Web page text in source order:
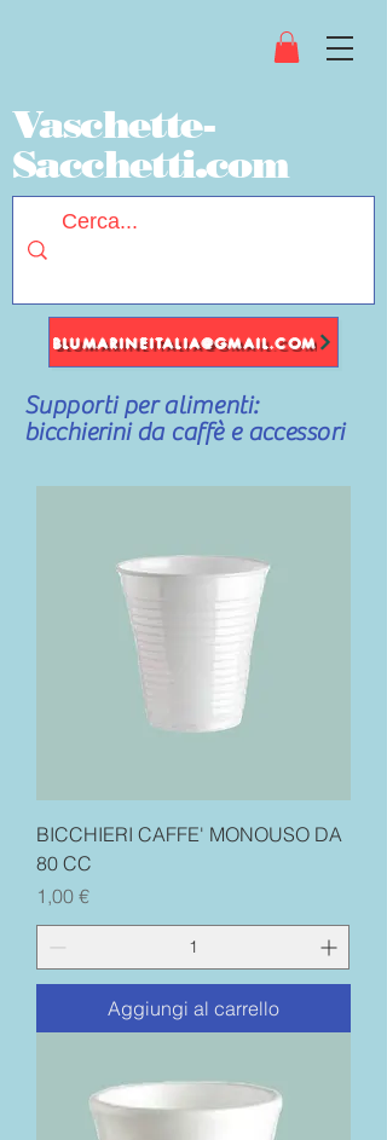
BLUMARINEITALIA@GMAIL.COM
Vaschette-
Sacchetti.com
Supporti per alimenti:
bicchierini da caffè e accessori
BICCHIERI CAFFE' MONOUSO DA
80 CC
Prezzo
1,00 €
Aggiungi al carrello